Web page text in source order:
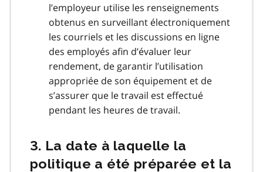
l’employeur utilise les renseignements
obtenus en surveillant électroniquement
les courriels et les discussions en ligne
des employés afin d’évaluer leur
rendement, de garantir l’utilisation
appropriée de son équipement et de
s’assurer que le travail est effectué
pendant les heures de travail.
3. La date à laquelle la
politique a été préparée et la